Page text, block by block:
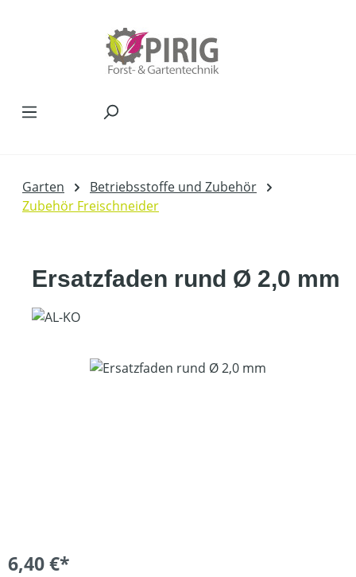
Garten
Betriebsstoffe und Zubehör
Zubehör Freischneider
Ersatzfaden rund Ø 2,0 mm
Bildergalerie überspringen
6,40 €*